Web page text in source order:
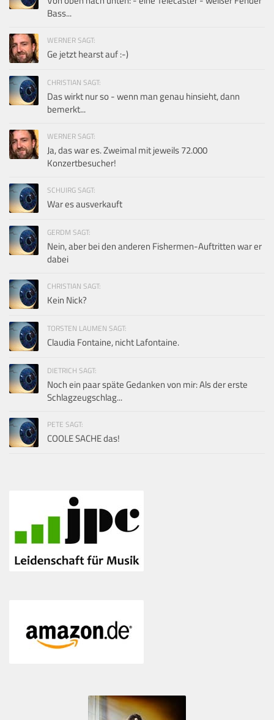
Bass...
WERNER SAGT:
Ge jetzt hearst auf :-)
CHRISTIAN SAGT:
Das wirkt nur so - wenn man genau hinsieht, dann
bemerkt...
WERNER SAGT:
Ja, das war es. Zweimal mit jeweils 72.000
Konzertbesucher!
SCHUIRG SAGT:
War es ausverkauft
GERDM SAGT:
Nein, aber bei den anderen Fishermen-Auftritten war er
dabei
CHRISTIAN SAGT:
Kein Nick?
TORSTEN LAUMEN SAGT:
Claudia Fontaine, nicht Lafontaine.
DIETRICH SAGT:
Noch ein paar späte Gedanken von mir: Als der erste
Schlagzeugschlag...
PETE SAGT:
COOLE SACHE das!